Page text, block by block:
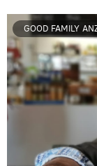
GOOD FAMILY